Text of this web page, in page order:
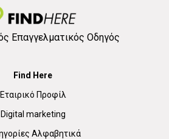
Επαγγελματικός Οδηγός
Find Here
Εταιρικό Προφίλ
Digital marketing
Αλφαβητικά